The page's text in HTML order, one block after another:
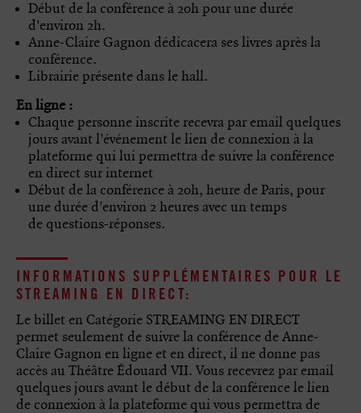
Début de la conférence à 20h pour une durée
d'environ 2h.
Anne-Claire Gagnon dédicacera ses livres après la
conférence.
Librairie présente dans le hall.
En ligne :
Chaque personne inscrite recevra par email quelques
jours avant l’événement le lien de connexion à la
plateforme qui lui permettra de suivre la conférence
en direct sur internet
Début de la conférence à 20h, heure de Paris, pour
une durée d’environ 2 heures avec un temps
de questions‑réponses.
INFORMATIONS SUPPLÉMENTAIRES POUR LE
STREAMING EN DIRECT:
Le billet en Catégorie STREAMING EN DIRECT
permet seulement de suivre la conférence de Anne-
Claire Gagnon en ligne et en direct, il ne donne pas
accès au Théâtre Édouard VII. Vous recevrez par email
quelques jours avant le début de la conférence le lien
de connexion à la plateforme qui vous permettra de